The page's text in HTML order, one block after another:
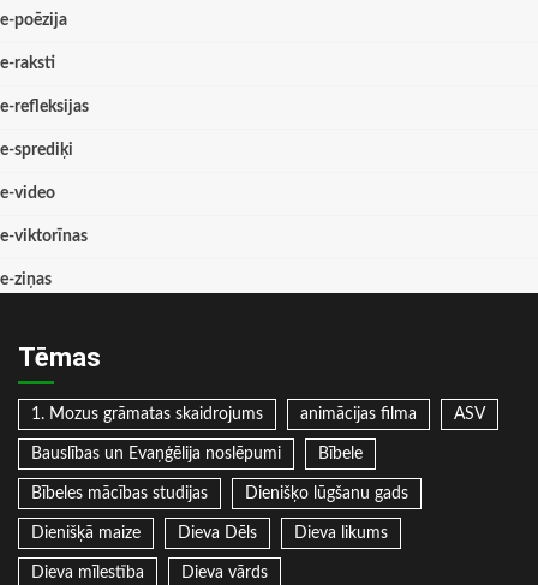
e-poēzija
e-raksti
e-refleksijas
e-sprediķi
e-video
e-viktorīnas
e-ziņas
Tēmas
1. Mozus grāmatas skaidrojums animācijas filma ASV
Bauslības un Evaņģēlija noslēpumi Bībele
Bībeles mācības studijas Dienišķo lūgšanu gads
Dienišķā maize Dieva Dēls Dieva likums
Dieva mīlestība Dieva vārds